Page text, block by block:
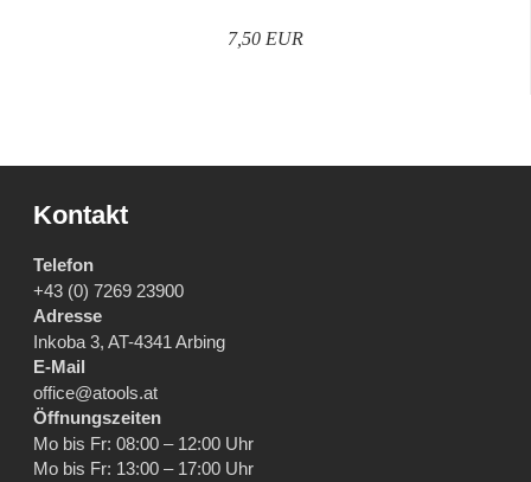
7,50 EUR
Kontakt
Telefon
+43 (0) 7269 23900
Adresse
Inkoba 3, AT-4341 Arbing
E-Mail
office@atools.at
Öffnungszeiten
Mo bis Fr: 08:00 – 12:00 Uhr
Mo bis Fr: 13:00 – 17:00 Uhr